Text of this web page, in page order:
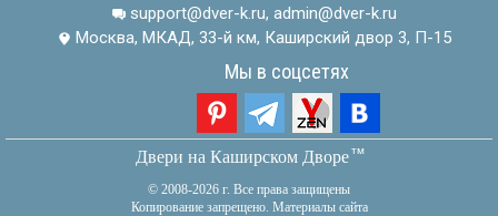
support@dver-k.ru, admin@dver-k.ru
Москва, МКАД, 33-й км, Каширский двор 3, П-15
Мы в соцсетях
Двери на Каширском Дворетм
© 2008-2026 г. Все права защищены
Копирование запрещено. Материалы сайта